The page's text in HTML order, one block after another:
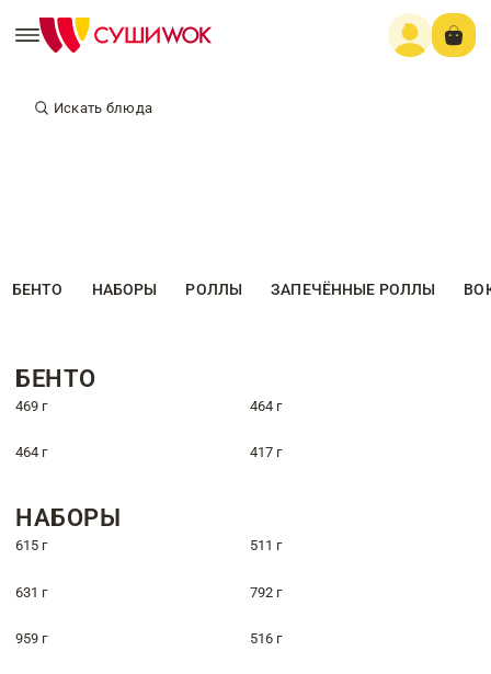
Искать блюда
БЕНТО НАБОРЫ РОЛЛЫ ЗАПЕЧЁННЫЕ РОЛЛЫ
БЕНТО
469 г 464 г
464 г 417 г
НАБОРЫ
615 г 511 г
631 г 792 г
959 г 516 г